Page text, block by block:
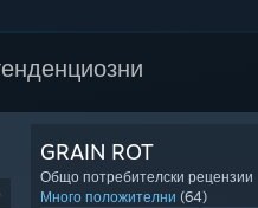
GRAIN ROT
Общо потребителски рецензии
Много положителни (64)